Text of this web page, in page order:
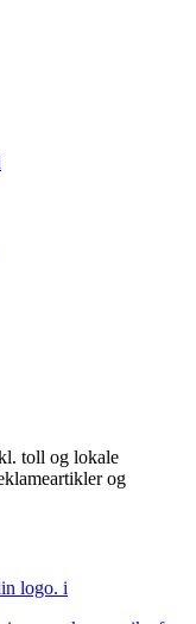
toll og lokale
og
logo. i